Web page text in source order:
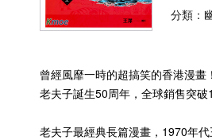
分類：
曾經風靡一時的超搞笑的香港漫
老夫子誕生50周年，全球銷售突破1
老夫子最經典長篇漫畫，1970年